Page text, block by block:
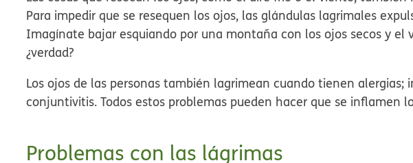
Para impedir que se resequen los ojos, las glándulas lagrimales
Imagínate bajar esquiando por una montaña con los ojos secos y el
¿verdad?
Los ojos de las personas también lagrimean cuando tienen alergias;
conjuntivitis. Todos estos problemas pueden hacer que se inflamen
Problemas con las lágrimas